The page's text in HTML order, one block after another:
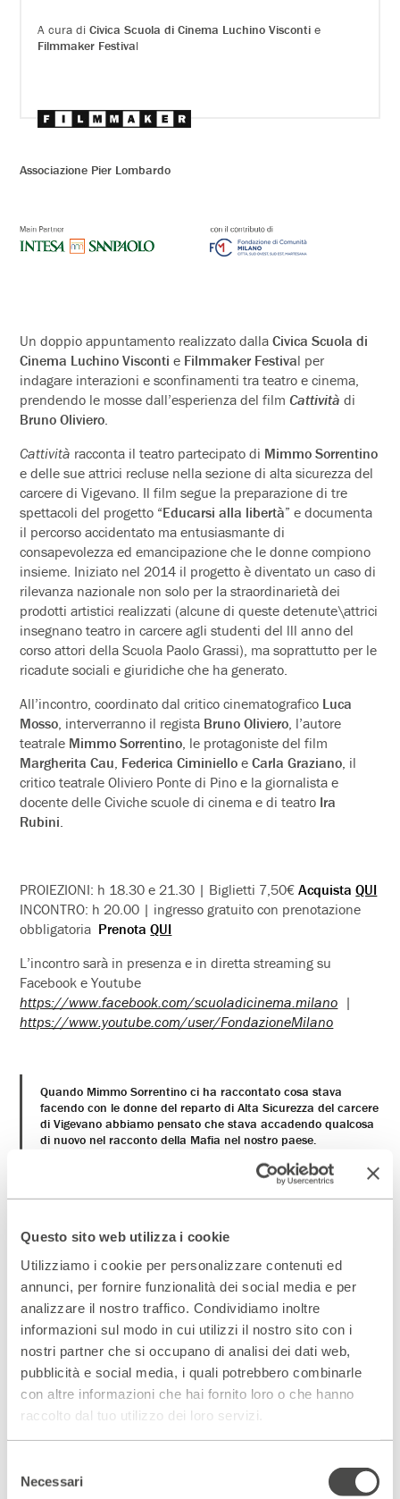
Questo sito web utilizza i cookie
Utilizziamo i cookie per personalizzare contenuti ed
annunci, per fornire funzionalità dei social media e per
analizzare il nostro traffico. Condividiamo inoltre
informazioni sul modo in cui utilizzi il nostro sito con i
nostri partner che si occupano di analisi dei dati web,
pubblicità e social media, i quali potrebbero combinarle
con altre informazioni che hai fornito loro o che hanno
raccolto dal tuo utilizzo dei loro servizi.
delNecessari
A cura diCivica Scuola di Cinema Luchino Visconti e
Filmmaker Festival
Associazione Pier Lombardo
Un doppio appuntamento realizzato dallaCivica Scuola di
Cinema Luchino Visconti e Filmmaker Festival per
indagare interazioni e sconfinamenti tra teatro e cinema,
prendendo le mosse dall’esperienza del filmCattività di
Bruno Oliviero.
Cattività racconta il teatro partecipato di Mimmo Sorrentino
e delle sue attrici recluse nella sezione di alta sicurezza del
carcere di Vigevano. Il film segue la preparazione di tre
spettacoli del progetto “Educarsi alla libertà” e documenta
il percorso accidentato ma entusiasmante di
consapevolezza ed emancipazione che le donne compiono
insieme. Iniziato nel 2014 il progetto è diventato un caso di
rilevanza nazionale non solo per la straordinarietà dei
prodotti artistici realizzati (alcune di queste detenute\attrici
insegnano teatro in carcere agli studenti del lll anno del
corso attori della Scuola Paolo Grassi), ma soprattutto per le
ricadute sociali e giuridiche che ha generato.
All’incontro, coordinato dal critico cinematografico Luca
Mosso, interverranno il regista Bruno Oliviero, l’autore
teatrale Mimmo Sorrentino, le protagoniste del film
Margherita Cau, Federica Ciminiello eCarla Graziano, il
critico teatrale Oliviero Ponte di Pino e la giornalista e
docente delle Civiche scuole di cinema e di teatro Ira
Rubini.
PROIEZIONI: h 18.30 e 21.30 | Biglietti 7,50€Acquista QUI
INCONTRO: h 20.00 | ingresso gratuito con prenotazione
obbligatoria PrenotaQUI
L’incontro sarà in presenza e in diretta streaming su
Facebook e Youtube
https://www.facebook.com/scuoladicinema.milano |
https://www.youtube.com/user/FondazioneMilano
Quando Mimmo Sorrentino ci ha raccontato cosa stava
facendo con le donne del reparto di Alta Sicurezza del carcere
di Vigevano abbiamo pensato che stava accadendo qualcosa
di nuovo nel racconto della Mafia nel nostro paese.
passaggio dall’età dell’innocenza all’ingresso nella società
ferale e violenta della mafia. Una società di privazioni emotive
guardata dal punto delle bambine. Quando siamo andati in
novità, una gabbia diversa da quella che le racchiudeva nel
nel profondo, a mettersi in discussione. Le sbarre della loro
realtà di bambine che cercavano di spezzare. Così abbiamo
lavorato sul racconto, senza soluzioni di continuità e cesure,
senza segnalare i passaggi tra ciò che é realtà e ciò che é
racconto, ciò che é spettacolo o pausa, prova o vita, ciò che é
reale e ciò che é finzione.
Bruno Oliviero, Luca Mosso
CATTIVITÀ
Nel reparto femminile di alta sicurezza di un carcere del